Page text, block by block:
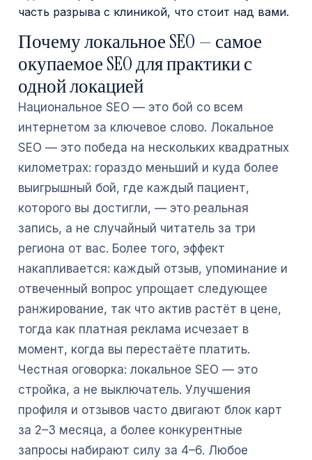
часть разрыва с клиникой, что стоит над вами.
Почему локальное SEO — самое
окупаемое SEO для практики с
одной локацией
Национальное SEO — это бой со всем
интернетом за ключевое слово. Локальное
SEO — это победа на нескольких квадратных
километрах: гораздо меньший и куда более
выигрышный бой, где каждый пациент,
которого вы достигли, — это реальная
запись, а не случайный читатель за три
региона от вас. Более того, эффект
накапливается: каждый отзыв, упоминание и
отвеченный вопрос упрощает следующее
ранжирование, так что актив растёт в цене,
тогда как платная реклама исчезает в
момент, когда вы перестаёте платить.
Честная оговорка: локальное SEO — это
стройка, а не выключатель. Улучшения
профиля и отзывов часто двигают блок карт
за 2–3 месяца, а более конкурентные
запросы набирают силу за 4–6. Любое